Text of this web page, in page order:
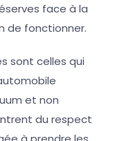
face à la
de fonctionner.
sont celles qui
et non
du respect